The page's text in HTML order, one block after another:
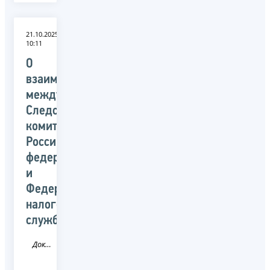
21.10.2025
10:11
О
взаимодействии
между
Следственным
комитетом
Российской
федерации
и
Федеральной
налоговой
службой
Документ